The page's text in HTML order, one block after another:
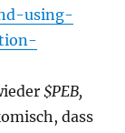
using-
$PEB,
dass